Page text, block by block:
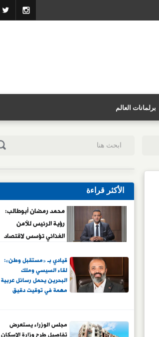
برلمانات العالم
الأكثر قراءة
محمد رمضان أبوطالب:
رؤية الرئيس للأمن
الغذائي تؤسس لاقتصاد
قيادي بـ «مستقبل وطن»:
لقاء السيسي وملك
البحرين يحمل رسائل عربية
مهمة في توقيت دقيق
مجلس الوزراء يستعرض